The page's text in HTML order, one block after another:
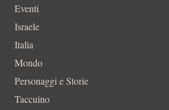
Eventi
Israele
Italia
Mondo
Personaggi e Storie
Taccuino